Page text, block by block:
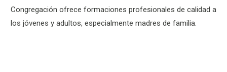
Congregación ofrece formaciones profesionales de calidad a
los jóvenes y adultos, especialmente madres de familia.